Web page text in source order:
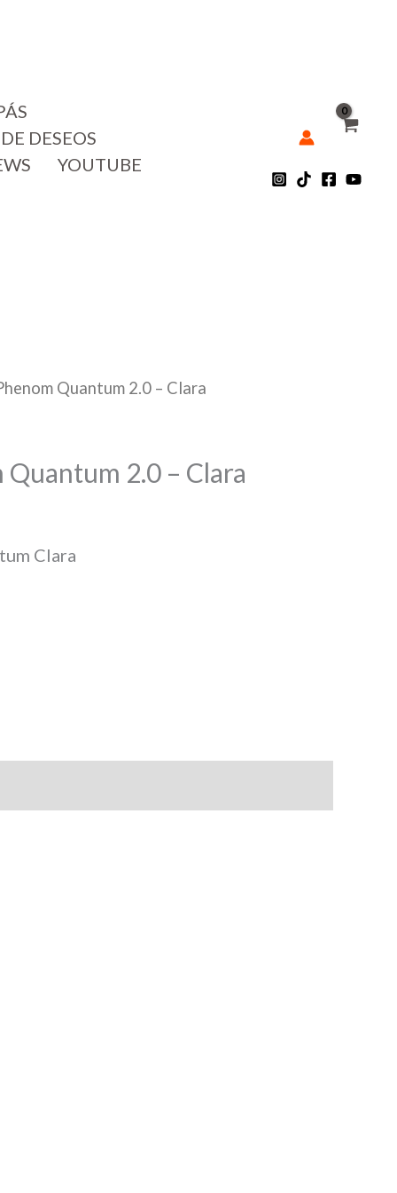
DESEOS
YOUTUBE
Quantum 2.0 – Clara
2.0 – Clara
Clara